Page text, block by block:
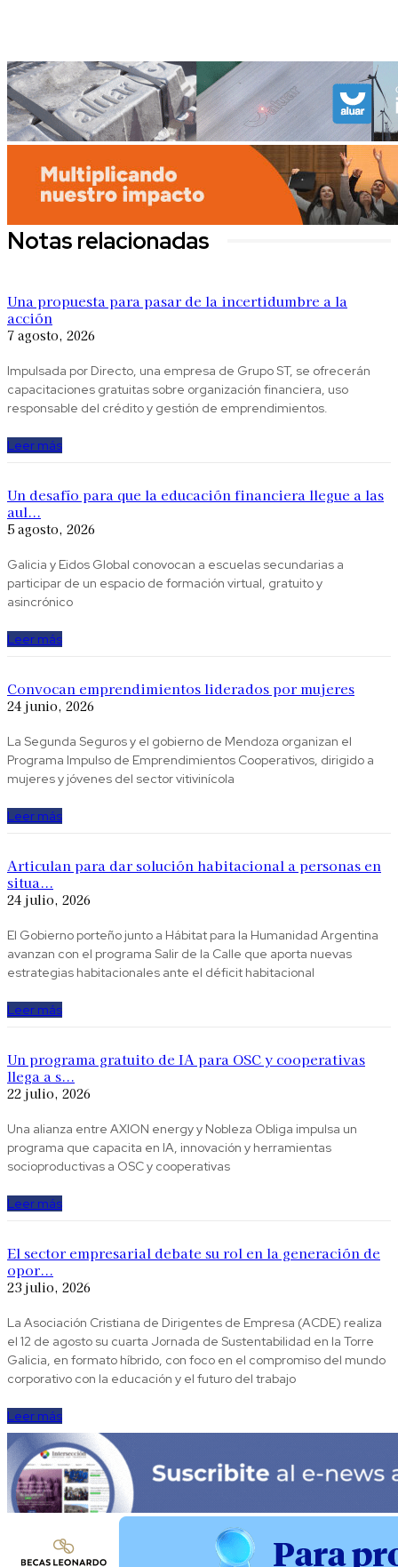
Notas relacionadas
Una propuesta para pasar de la incertidumbre a la
acción
7 agosto, 2026
Impulsada por Directo, una empresa de Grupo ST, se ofrecerán
capacitaciones gratuitas sobre organización financiera, uso
responsable del crédito y gestión de emprendimientos.
Leer más
Un desafío para que la educación financiera llegue a las
aul...
5 agosto, 2026
Galicia y Eidos Global conovocan a escuelas secundarias a
participar de un espacio de formación virtual, gratuito y
asincrónico
Leer más
Convocan emprendimientos liderados por mujeres
24 junio, 2026
La Segunda Seguros y el gobierno de Mendoza organizan el
Programa Impulso de Emprendimientos Cooperativos, dirigido a
mujeres y jóvenes del sector vitivinícola
Leer más
Articulan para dar solución habitacional a personas en
situa...
24 julio, 2026
El Gobierno porteño junto a Hábitat para la Humanidad Argentina
avanzan con el programa Salir de la Calle que aporta nuevas
estrategias habitacionales ante el déficit habitacional
Leer más
Un programa gratuito de IA para OSC y cooperativas
llega a s...
22 julio, 2026
Una alianza entre AXION energy y Nobleza Obliga impulsa un
programa que capacita en IA, innovación y herramientas
socioproductivas a OSC y cooperativas
Leer más
El sector empresarial debate su rol en la generación de
opor...
23 julio, 2026
La Asociación Cristiana de Dirigentes de Empresa (ACDE) realiza
el 12 de agosto su cuarta Jornada de Sustentabilidad en la Torre
Galicia, en formato híbrido, con foco en el compromiso del mundo
corporativo con la educación y el futuro del trabajo
Leer más